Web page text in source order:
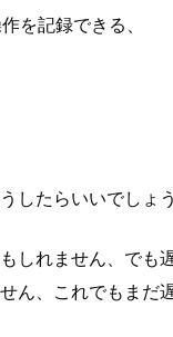
を記録できる、
したらいいでしょ
しれません、でも
ん、これでもまだ